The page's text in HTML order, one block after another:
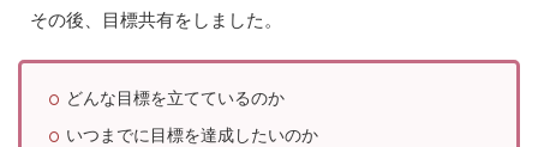
その後、目標共有をしました。
どんな目標を立てているのか
いつまでに目標を達成したいのか